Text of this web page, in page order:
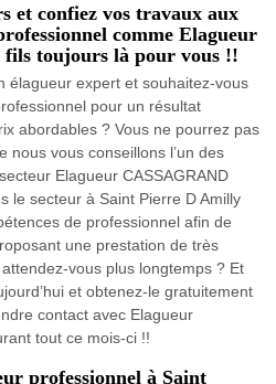
et confiez vos travaux aux
comme Elagueur
toujours là pour vous !!
élagueur expert et souhaitez-vous
pour un résultat
abordables ? Vous ne pourrez pas
nous vous conseillons l’un des
Elagueur CASSAGRAND
le secteur à Saint Pierre D Amilly
de professionnel afin de
une prestation de très
vous plus longtemps ? Et
et obtenez-le gratuitement
contact avec Elagueur
tout ce mois-ci !!
professionnel à Saint